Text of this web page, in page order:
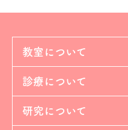
教室について
診療について
研究について